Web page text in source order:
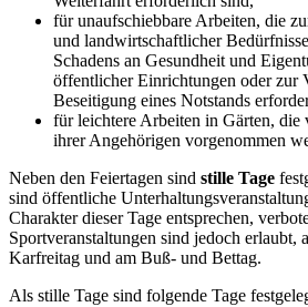
für unaufschiebbare Arbeiten, die
und landwirtschaftlicher
Schadens an Gesundheit und
öffentlicher Einrichtungen oder zur
Beseitigung eines Notstands
für leichtere Arbeiten in Gärten, die
ihrer Angehörigen vorgenommen
Neben den Feiertagen sind stille Tage
sind öffentliche
Charakter dieser Tage entsprechen,
Sportveranstaltungen sind jedoch erlaubt,
Karfreitag und am Buß- und Bettag.
Als stille Tage sind folgende Tage